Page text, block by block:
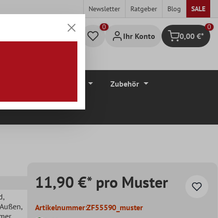
Newsletter Ratgeber Blog SALE
Ihr Konto Warenkorb
0
0,00 €*
Zubehör
,
,
,
11,90 €* pro Muster
Artikelnummer:ZF55590_muster